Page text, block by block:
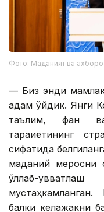
Фото: Маданият ва
— ​​Биз энди
қадам қўйдик. Янги
таълим, фан ва
тараққиётининг
сифатида
маданий меросни
қўллаб-
балки келажакни